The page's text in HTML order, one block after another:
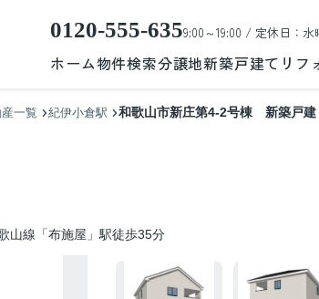
0120-555-6359:00～19:00 / 定休日：水
ホーム物件検索分譲地新築戸建て リフ
一覧 紀伊小倉駅 和歌山市新庄第4-2号棟 新築戸建
山線「布施屋」駅徒歩35分